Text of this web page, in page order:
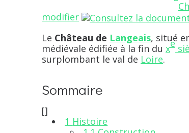
modifier
Le Château de Langeais, situé
médiévale édifiée à la fin du xe
surplombant le val de Loire.
Sommaire
[]
1 Histoire